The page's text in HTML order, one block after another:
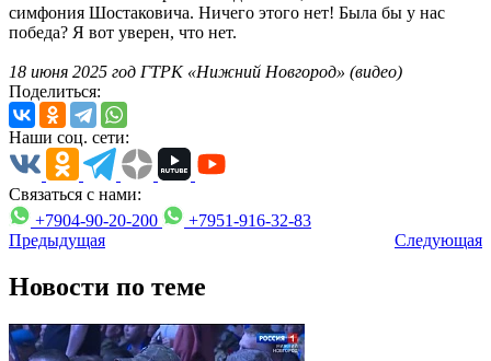
симфония Шостаковича. Ничего этого нет! Была бы у нас
победа? Я вот уверен, что нет.
18 июня 2025 год ГТРК «Нижний Новгород» (видео)
Поделиться:
Наши соц. сети:
Связаться с нами:
+7904-90-20-200
+7951-916-32-83
Предыдущая
Следующая
Новости по теме